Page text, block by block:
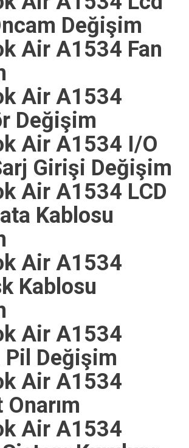
Değişim
Air A1534 Fan
Air A1534
Değişim
Air A1534 I/O
Girişi Değişim
Air A1534 LCD
Kablosu
Air A1534
Kablosu
Air A1534
Pil Değişim
Air A1534
Air A1534